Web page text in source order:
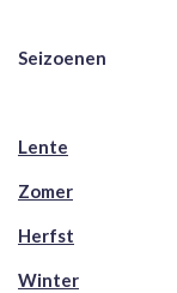
Seizoenen
Lente
Zomer
Herfst
Winter